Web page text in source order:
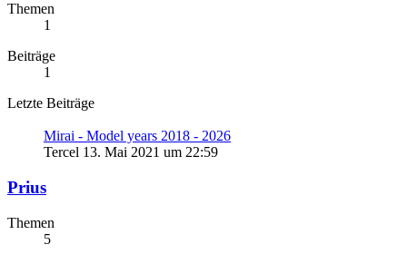
Themen
1
Beiträge
1
Letzte Beiträge
Mirai - Model years 2018 - 2026
Tercel 13. Mai 2021 um 22:59
Prius
Themen
5